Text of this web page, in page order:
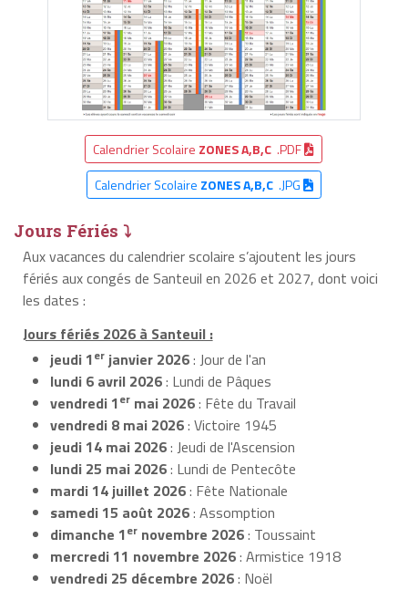
Calendrier Scolaire ZONES A,B,C .PDF
Calendrier Scolaire ZONES A,B,C.JPG
Jours Fériés ⤵
Aux vacances du calendrier scolaire s’ajoutent les jours
fériés aux congés de Santeuil en 2026 et 2027, dont voici
les dates :
Jours fériés 2026 à Santeuil :
jeudi 1er janvier 2026: Jour de l'an
lundi 6 avril 2026: Lundi de Pâques
vendredi 1er mai 2026: Fête du Travail
vendredi 8 mai 2026: Victoire 1945
jeudi 14 mai 2026: Jeudi de l'Ascension
lundi 25 mai 2026: Lundi de Pentecôte
mardi 14 juillet 2026: Fête Nationale
samedi 15 août 2026: Assomption
dimanche 1er novembre 2026: Toussaint
mercredi 11 novembre 2026: Armistice 1918
vendredi 25 décembre 2026: Noël